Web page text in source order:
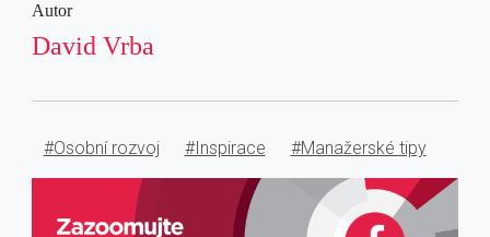
Autor
David Vrba
#Osobní rozvoj #Inspirace #Manažerské tipy